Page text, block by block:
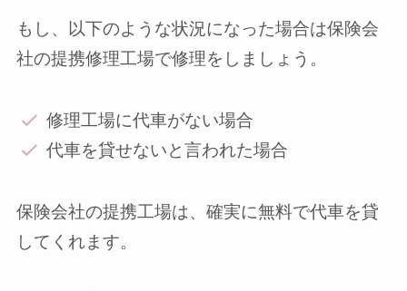
もし、以下のような状況になった場合は保険会
社の提携修理工場で修理をしましょう。
修理工場に代車がない場合
代車を貸せないと言われた場合
保険会社の提携工場は、 確実に無料で代車を貸
してくれます。